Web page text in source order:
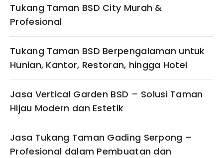
Tukang Taman BSD City Murah &
Profesional
Tukang Taman BSD Berpengalaman untuk
Hunian, Kantor, Restoran, hingga Hotel
Jasa Vertical Garden BSD – Solusi Taman
Hijau Modern dan Estetik
Jasa Tukang Taman Gading Serpong –
Profesional dalam Pembuatan dan